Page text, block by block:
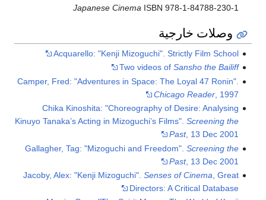
Japanese Cinema ISBN 978-1-84788-230-1
وصلات خارجية
Acquarello: "Kenji Mizoguchi". Strictly Film School
Two videos of Sansho the Bailiff
Camper, Fred: "Adventures in Space: The Loyal 47 Ronin".
Chicago Reader, 1997
Chika Kinoshita: "Choreography of Desire: Analysing
Kinuyo Tanaka’s Acting in Mizoguchi’s Films". Screening the
Past, 13 Dec 2001
Gallagher, Tag: "Mizoguchi and Freedom". Screening the
Past, 13 Dec 2001
Jacoby, Alex: "Kenji Mizoguchi". Senses of Cinema , Great
Directors: A Critical Database